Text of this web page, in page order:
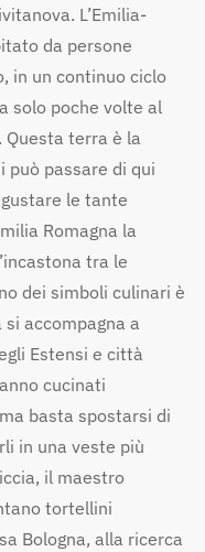
L’Emilia-
da persone
in un continuo ciclo
solo poche volte al
Questa terra è la
può passare di qui
le tante
Romagna la
tra le
dei simboli culinari è
accompagna a
Estensi e città
cucinati
basta spostarsi di
in una veste più
il maestro
tortellini
Bologna, alla ricerca